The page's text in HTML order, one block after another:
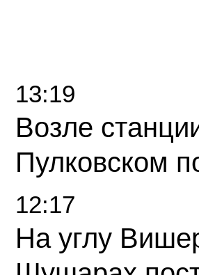
13:19
Возле
Пулковском
12:17
На углу